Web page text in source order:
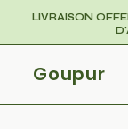
LIVRAISON
Goupur